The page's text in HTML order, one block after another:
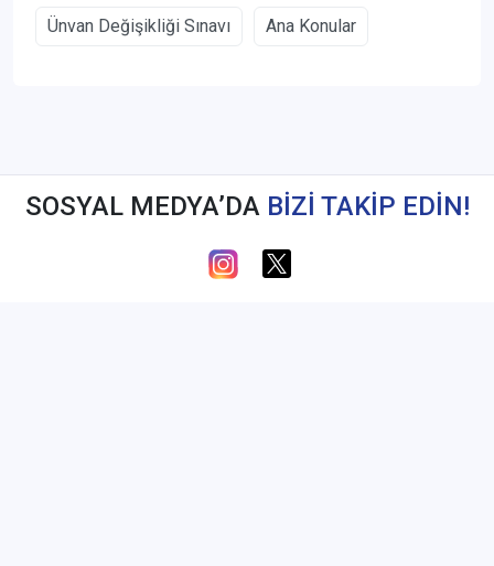
Ünvan Değişikliği Sınavı Ana Konular
SOSYAL MEDYA’DA BİZİ TAKİP EDİN!